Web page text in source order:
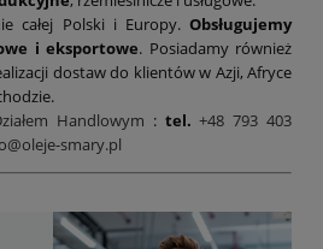
całej Polski i Europy. Obsługujemy
i eksportowe. Posiadamy również
dostaw do klientów w Azji, Afryce
Handlowym : tel.+48 793 403
smary.pl